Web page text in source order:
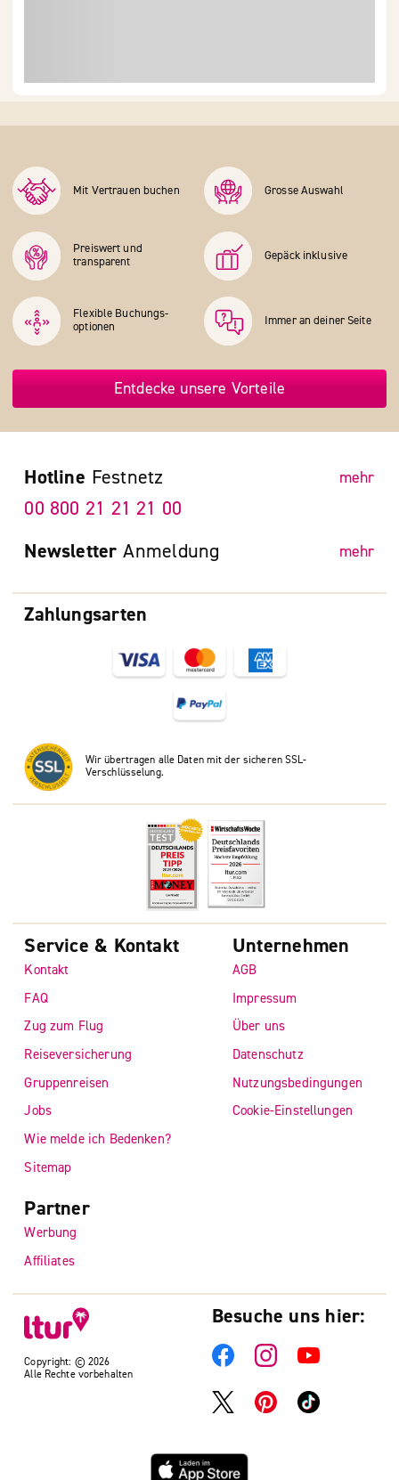
Mit Vertrauen buchen Grosse Auswahl
Preiswert und
transparent
Gepäck inklusive
Flexible Buchungs­
optionen
Immer an deiner Seite
Entdecke unsere Vorteile
Zahlungsarten
Wir übertragen alle Daten mit der sicheren SSL-
Verschlüsselung.
Hotline Festnetz mehr
00 800 21 21 21 00
Newsletter Anmeldung mehr
Copyright: © 2026
Alle Rechte vorbehalten
Service & Kontakt
Kontakt
FAQ
Zug zum Flug
Reiseversicherung
Gruppenreisen
Jobs
Wie melde ich Bedenken?
Sitemap
Unternehmen
AGB
Impressum
Über uns
Datenschutz
Nutzungsbedingungen
Cookie-Einstellungen
Partner
Werbung
Affiliates
Besuche uns hier: